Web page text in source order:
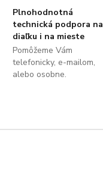
Plnohodnotná
technická podpora na
diaľku i na mieste
Pomôžeme Vám
telefonicky, e-mailom,
alebo osobne.